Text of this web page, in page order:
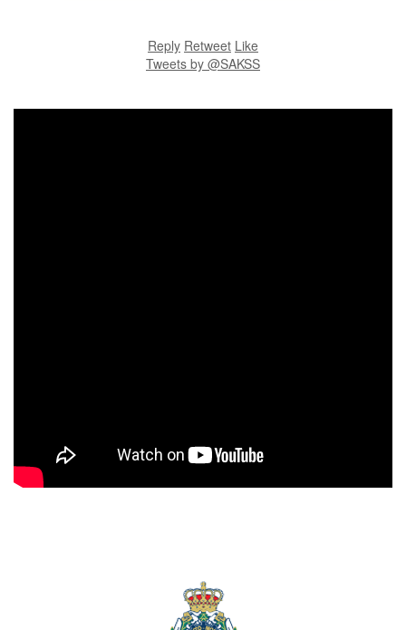
Reply Retweet Like
Tweets by @SAKSS